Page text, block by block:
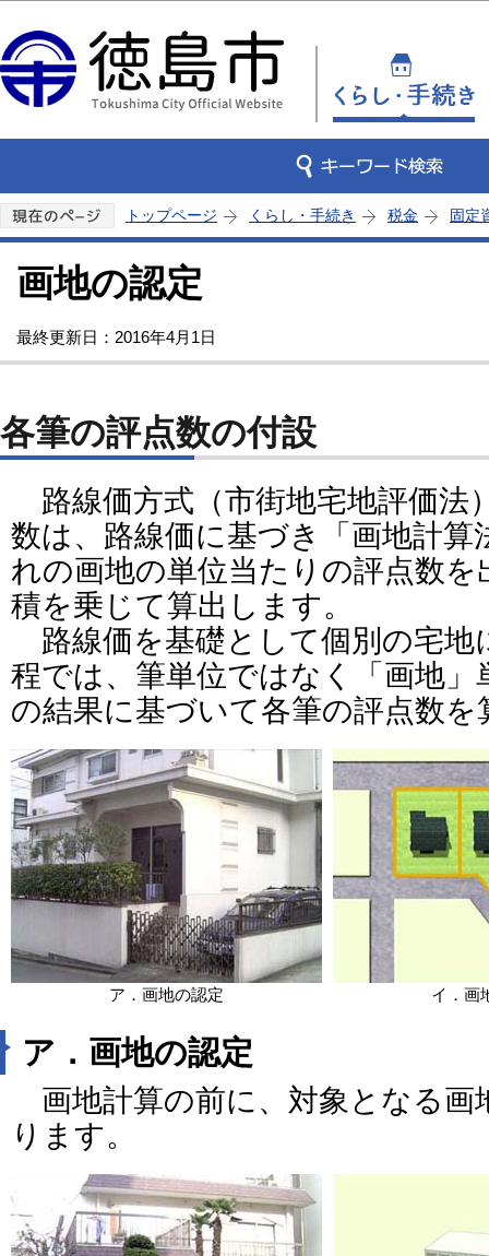
トップページ くらし・手続き 税金 固定
画地の認定
最終更新日：2016年4月1日
各筆の評点数の付設
路線価方式（市街地宅地評価法
数は、路線価に基づき「画地計
れの画地の単位当たりの評点数
積を乗じて算出します。
路線価を基礎として個別の宅地
程では、筆単位ではなく「画地
の結果に基づいて各筆の評点数を
ア．画地の認定 イ．画
ア．画地の認定
画地計算の前に、対象となる画
ります。